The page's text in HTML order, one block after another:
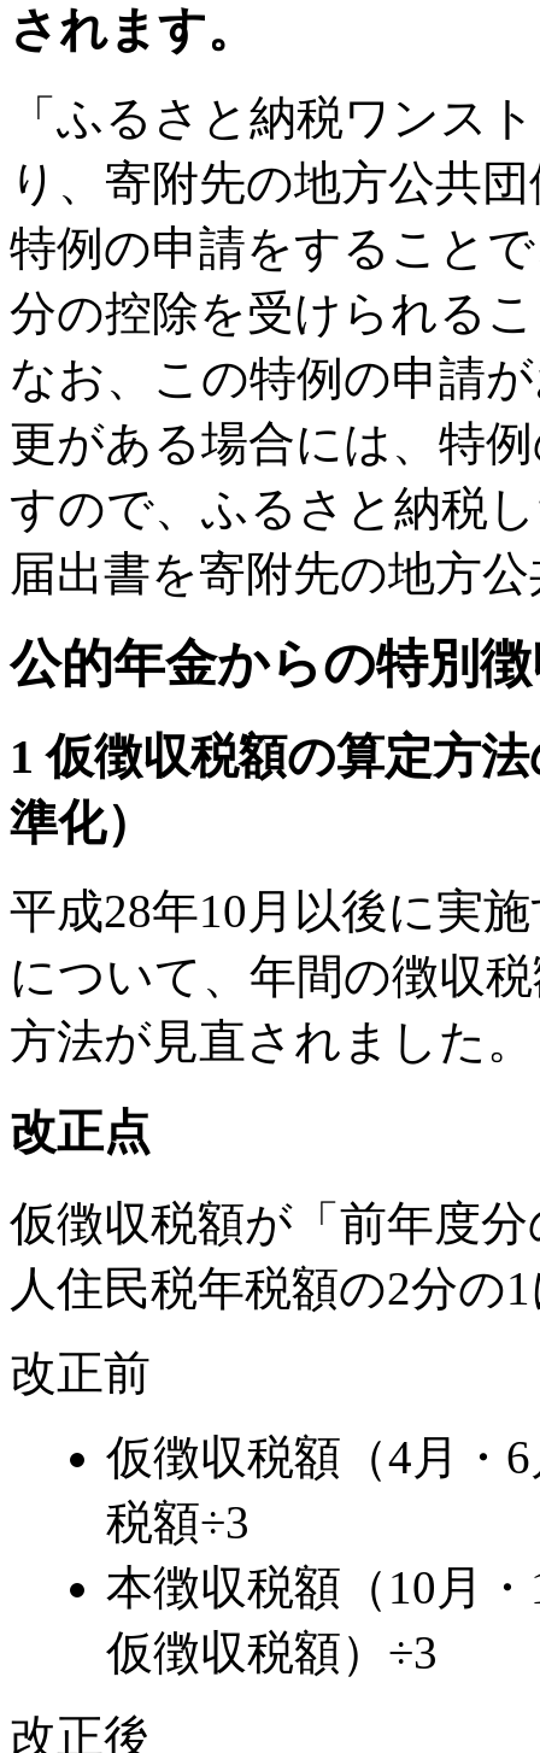
されます。
「ふるさと納税ワンス
り、寄附先の地方公共
特例の申請をすること
分の控除を受けられる
なお、この特例の申請
更がある場合には、特
すので、ふるさと納税
届出書を寄附先の地方
公的年金からの特別
1 仮徴収税額の算定方
準化）
平成28年10月以後に実
について、年間の徴収
方法が見直されました。
改正点
仮徴収税額が「前年度
人住民税年税額の2分の
改正前
仮徴収税額（4月・
税額÷3
本徴収税額（10月
仮徴収税額）÷3
改正後